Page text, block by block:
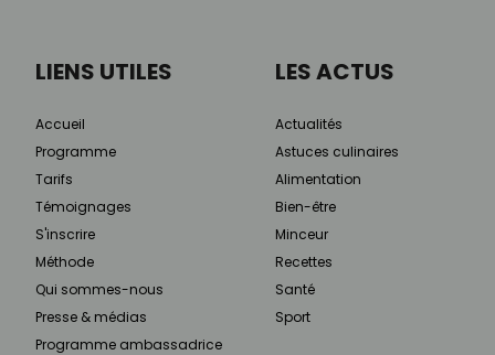
LIENS UTILES
Accueil
Programme
Tarifs
Témoignages
S'inscrire
Méthode
Qui sommes-nous
Presse & médias
Programme ambassadrice
LES ACTUS
Actualités
Astuces culinaires
Alimentation
Bien-être
Minceur
Recettes
Santé
Sport